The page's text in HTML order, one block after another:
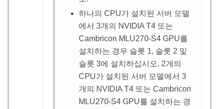
하나의 CPU가 설치된 서버 모델
에서 3개의 NVIDIA T4 또는
Cambricon MLU270-S4 GPU를
설치하는 경우 슬롯 1, 슬롯 2 및
슬롯 3에 설치하십시오. 2개의
CPU가 설치된 서버 모델에서 3
개의 NVIDIA T4 또는 Cambricon
MLU270-S4 GPU를 설치하는 경